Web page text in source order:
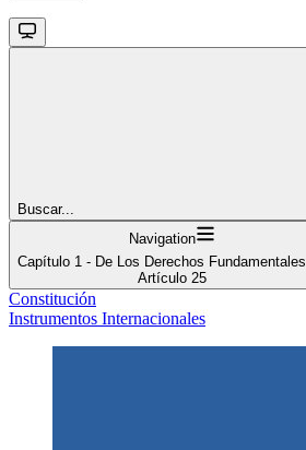
Buscar...
Navigation
Capítulo 1 - De Los Derechos Fundamentales
Artículo 25
Constitución
Instrumentos Internacionales